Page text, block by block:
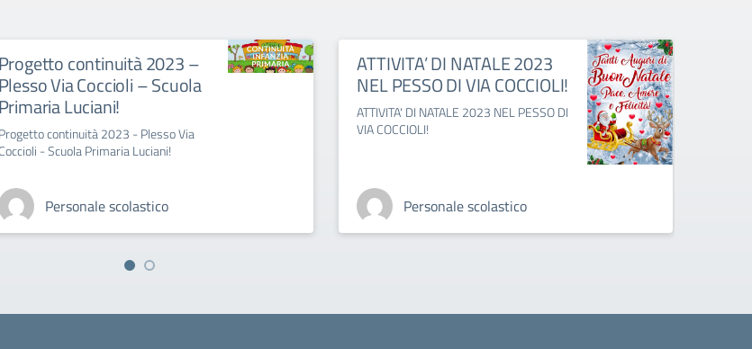
Progetto continuità 2023 –
Plesso Via Coccioli – Scuola
Primaria Luciani!
Progetto continuità 2023 - Plesso Via
Coccioli - Scuola Primaria Luciani!
Personale scolastico
ATTIVITA’ DI NATALE 2023
NEL PESSO DI VIA COCCIOLI!
ATTIVITA' DI NATALE 2023 NEL PESSO DI
VIA COCCIOLI!
Personale scolastico